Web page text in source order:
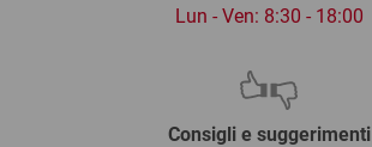
Lun - Ven: 8:30 - 18:00
Consigli e suggerimenti